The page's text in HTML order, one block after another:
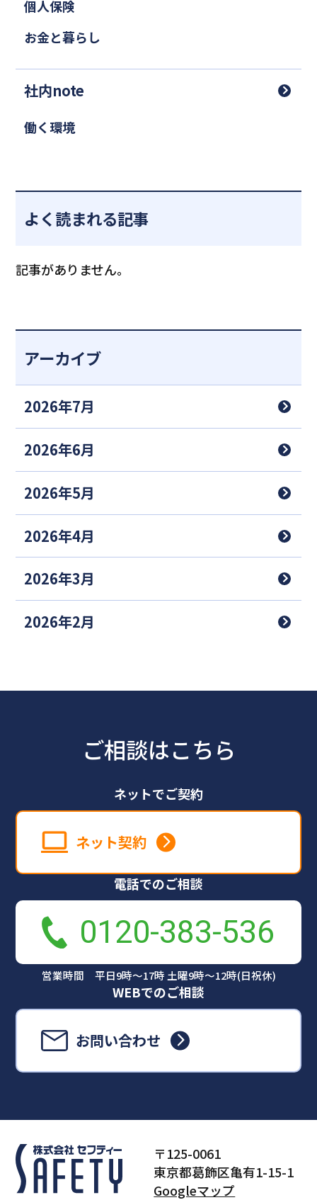
個人保険
お金と暮らし
社内note
働く環境
よく読まれる記事
記事がありません。
アーカイブ
2026年7月
2026年6月
2026年5月
2026年4月
2026年3月
2026年2月
ご相談はこちら
ネットでご契約
ネット契約
電話でのご相談
0120-383-536
営業時間 平日9時～17時 土曜9時～12時(日祝休)
WEBでのご相談
お問い合わせ
〒125-0061
東京都葛飾区亀有1-15-1
Googleマップ